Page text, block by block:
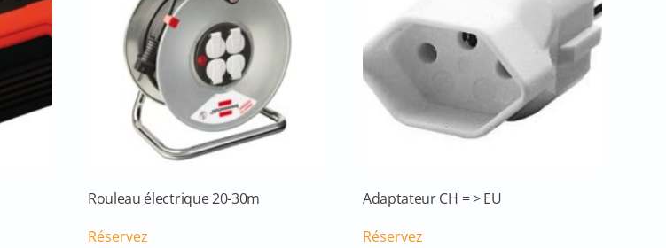
Rouleau électrique 20-30m
Réservez
Adaptateur CH = > EU
Réservez